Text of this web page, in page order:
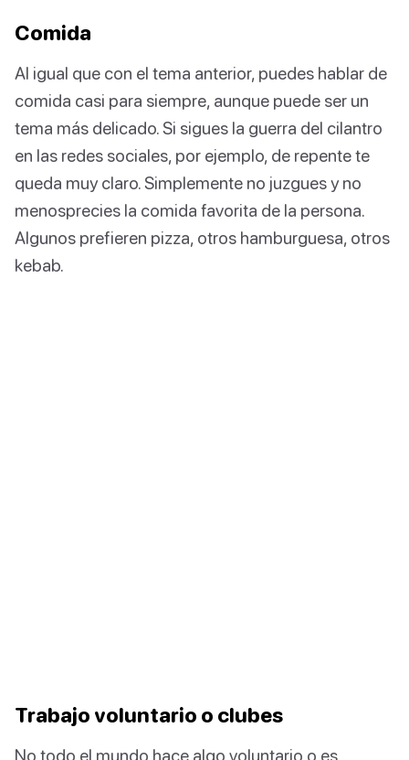
Comida
Al igual que con el tema anterior, puedes hablar de
comida casi para siempre, aunque puede ser un
tema más delicado. Si sigues la guerra del cilantro
en las redes sociales, por ejemplo, de repente te
queda muy claro. Simplemente no juzgues y no
menosprecies la comida favorita de la persona.
Algunos prefieren pizza, otros hamburguesa, otros
kebab.
Trabajo voluntario o clubes
No todo el mundo hace algo voluntario o es